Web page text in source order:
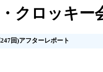
クロッキー
回)アフターレポート